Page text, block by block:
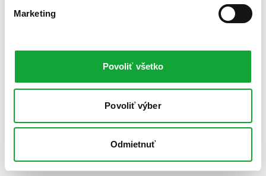
Marketing
Povoliť všetko
Povoliť výber
Odmietnuť